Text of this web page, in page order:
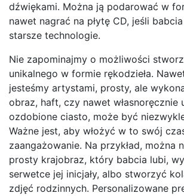
dźwiękami. Można ją podarować w
nawet nagrać na płytę CD, jeśli
starsze technologie.
Nie zapominajmy o możliwości
unikalnego w formie rękodzieła.
jesteśmy artystami, prosty, ale
obraz, haft, czy nawet własnoręcznie
ozdobione ciasto, może być
Ważne jest, aby włożyć w to swój
zaangażowanie. Na przykład, można
prosty krajobraz, który babcia lubi,
serwetce jej inicjały, albo stworzyć
zdjęć rodzinnych. Personalizowane